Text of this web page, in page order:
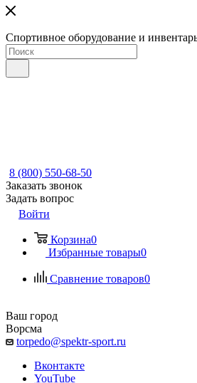
Спортивное оборудование и
8 (800) 550-68-50
Заказать звонок
Задать вопрос
Войти
Корзина0
Избранные товары0
Сравнение товаров0
Ваш город
Ворсма
torpedo@spektr-sport.ru
Вконтакте
YouTube